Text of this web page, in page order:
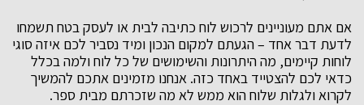
אם אתם מעוניינים לרכוש לוח כתיבה לבית או לעסק בטח תשמחו
לדעת דבר אחד – הגעתם למקום הנכון ומיד נסביר לכם איזה סוגי
לוחות קיימים, מה היתרונות והשימושים של כל לוח ולמה בכלל
כדאי לכם להצטייד באחד כזה. אנחנו מזמינים אתכם להמשיך
לקרוא ולגלות שלוח הוא ממש לא מה שזכרתם מבית ספר.